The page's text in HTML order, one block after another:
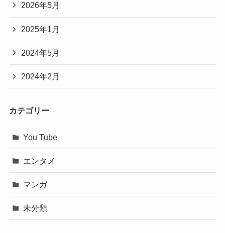
2026年5月
2025年1月
2024年5月
2024年2月
カテゴリー
You Tube
エンタメ
マンガ
未分類